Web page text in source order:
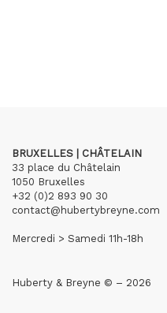
BRUXELLES | CHÂTELAIN
33 place du Châtelain
1050 Bruxelles
+32 (0)2 893 90 30
contact@hubertybreyne.com
Mercredi > Samedi 11h-18h
Huberty & Breyne © – 2026